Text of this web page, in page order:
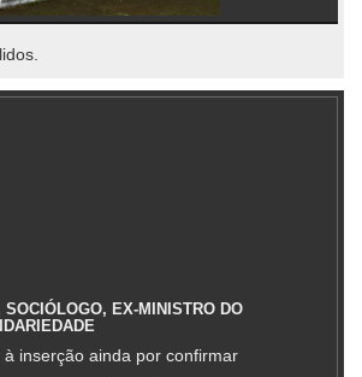
SOCIÓLOGO, EX-MINISTRO DO
à inserção ainda por confirmar